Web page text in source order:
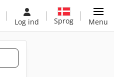
Log ind Sprog Menu